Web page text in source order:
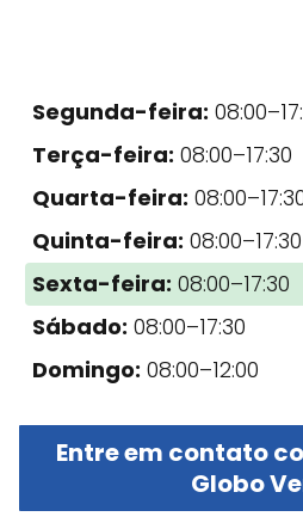
Segunda-feira:
Terça-feira: 08:00–17:30
Quarta-feira:
Quinta-feira: 08:00–17:30
Sexta-feira: 08:00–17:30
Sábado: 08:00–17:30
Domingo: 08:00–12:00
Entre em contato
Globo